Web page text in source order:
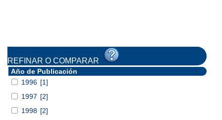
REFINAR O COMPARAR
Año de Publicación
1996 [1]
1997 [2]
1998 [2]